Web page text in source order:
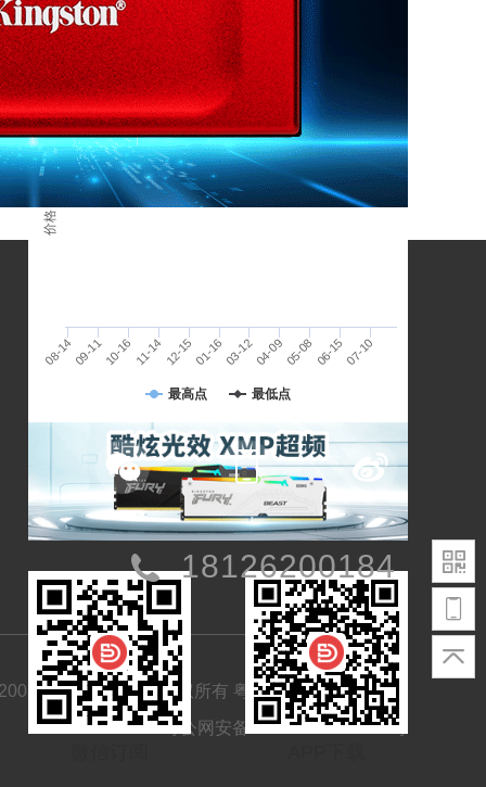
价格 / 单位：
人民币
数据来源：闪德资讯
08-1409-1110-16 11-14 12-1501-1603-1204-0905-08 06-1507-10
最高点 最低点
存储未来，赢得先机
18126200184
2026 闪德资讯 版权所有 粤ICP备18080549号-1
粤公网安备 44030402002744号